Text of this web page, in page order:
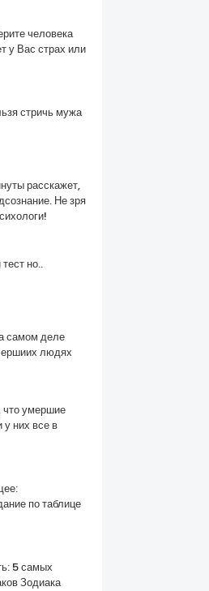
человека
у Вас страх или
стричь мужа
расскажет,
Не зря
но..
самом деле
людях
что умершие
них все в
по таблице
5 самых
Зодиака